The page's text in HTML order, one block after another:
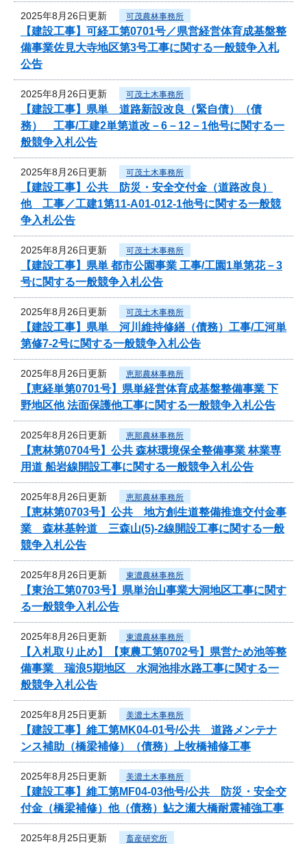
2025年8月26日更新 可茂農林事務所
【建設工事】可経工第0701号／県営経営体育成基盤整
備事業佐見大寺地区第3号工事に関する一般競争入札
公告
2025年8月26日更新 可茂土木事務所
【建設工事】県単 道路新設改良（緊自債）（債
務） 工事/工建2単第道改－6－12－1他号に関する一
般競争入札公告
2025年8月26日更新 可茂土木事務所
【建設工事】公共 防災・安全交付金（道路改良）
他 工事／工建1第11-A01-012-1他号に関する一般競
争入札公告
2025年8月26日更新 可茂土木事務所
【建設工事】県単 都市公園事業 工事/工園1単第花－3
号に関する一般競争入札公告
2025年8月26日更新 可茂土木事務所
【建設工事】県単 河川維持修繕（債務）工事/工河単
第修7-2号に関する一般競争入札公告
2025年8月26日更新 恵那農林事務所
【恵経単第0701号】県単経営体育成基盤整備事業 下
野地区他 法面保護他工事に関する一般競争入札公告
2025年8月26日更新 恵那農林事務所
【恵林第0704号】公共 森林環境保全整備事業 林業専
用道 船岩線開設工事に関する一般競争入札公告
2025年8月26日更新 恵那農林事務所
【恵林第0703号】公共 地方創生道整備推進交付金事
業 森林基幹道 三森山(5)-2線開設工事に関する一般
競争入札公告
2025年8月26日更新 東濃農林事務所
【東治工第0703号】県単治山事業大洞地区工事に関す
る一般競争入札公告
2025年8月26日更新 東濃農林事務所
【入札取り止め】【東農工第0702号】県営ため池等整
備事業 瑞浪5期地区 水洞池排水路工事に関する一
般競争入札公告
2025年8月25日更新 美濃土木事務所
【建設工事】維工第MK04-01号/公共 道路メンテナ
ンス補助（橋梁補修）（債務）上牧橋補修工事
2025年8月25日更新 美濃土木事務所
【建設工事】維工第MF04-03他号/公共 防災・安全交
付金（橋梁補修）他（債務）鮎之瀬大橋耐震補強工事
2025年8月25日更新 畜産研究所